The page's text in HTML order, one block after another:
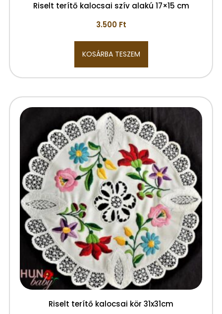
Riselt terítő kalocsai szív alakú 17×15 cm
3.500 Ft
KOSÁRBA TESZEM
Riselt terítő kalocsai kör 31x31cm